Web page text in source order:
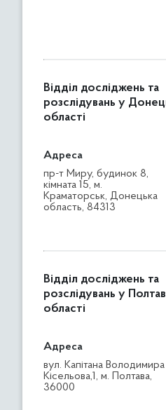
Відділ досліджень та
розслідувань у
області
Адреса
пр-т Миру, будинок 8,
кімната 15, м.
Краматорськ, Донецька
область, 84313
Відділ досліджень та
розслідувань у
області
Адреса
вул. Капітана Володимира
Кісельова,1, м. Полтава,
36000